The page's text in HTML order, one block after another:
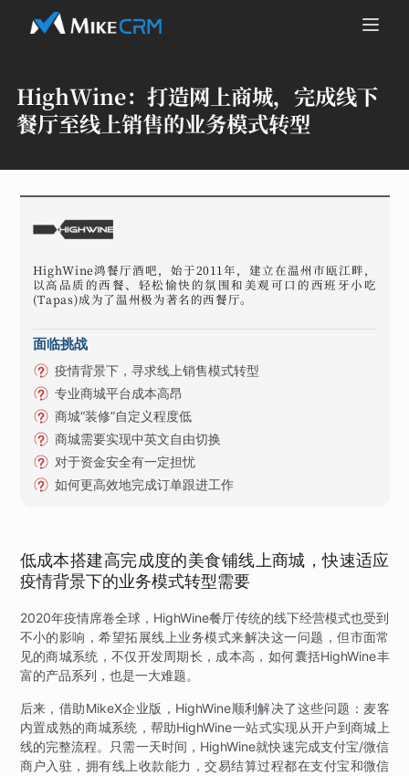
HighWine： 打造网上商城，完成线下
餐厅至线上销售的业务模式转型
HighWine鸿餐厅酒吧，始于2011年，建立在温州市瓯江畔，
以高品质的西餐、轻松愉快的氛围和美观可口的西班牙小吃
(Tapas)成为了温州极为著名的西餐厅。
面临挑战
疫情背景下，寻求线上销售模式转型
专业商城平台成本高昂
商城“装修”自定义程度低
商城需要实现中英文自由切换
对于资金安全有一定担忧
如何更高效地完成订单跟进工作
低成本搭建高完成度的美食铺线上商城，快速适应
疫情背景下的业务模式转型需要
2020年疫情席卷全球，HighWine餐厅传统的线下经营模式也受到
不小的影响，希望拓展线上业务模式来解决这一问题，但市面常
见的商城系统，不仅开发周期长，成本高，如何囊括HighWine丰
富的产品系列，也是一大难题。
后来，借助MikeX企业版，HighWine顺利解决了这些问题：麦客
内置成熟的商城系统，帮助HighWine一站式实现从开户到商城上
线的完整流程。只需一天时间，HighWine就快速完成支付宝/微信
商户入驻，拥有线上收款能力，交易结算过程都在支付宝和微信